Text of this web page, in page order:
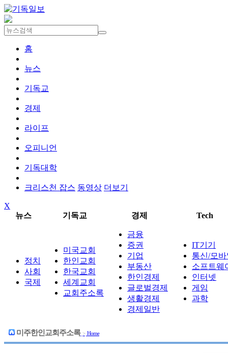
홈
뉴스
기독교
경제
라이프
오피니언
기독대학
크리스천 잡스 동영상 더보기
X
뉴스
기독교 경제 Tech
정치
사회
국제
미국교회
한인교회
한국교회
세계교회
교회주소록
금융
증권
기업
부동산
한인경제
글로벌경제
생활경제
경제일반
IT기기
통신/모
소프트웨
인터넷
게임
과학
미주한인교회주소록 > Home